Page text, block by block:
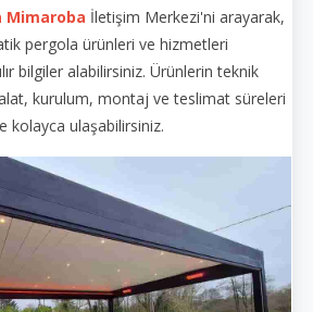
Mimaroba İletişim Merkezi'ni arayarak,
pergola ürünleri ve hizmetleri
bilgiler alabilirsiniz. Ürünlerin teknik
kurulum, montaj ve teslimat süreleri
kolayca ulaşabilirsiniz.